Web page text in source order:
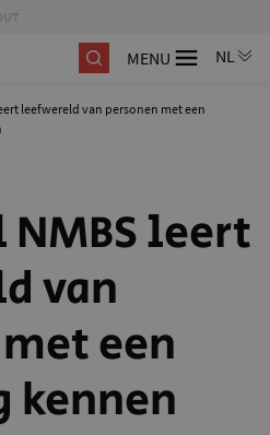
MENU
leefwereld van personen met een
NMBS leert
van
een
kennen